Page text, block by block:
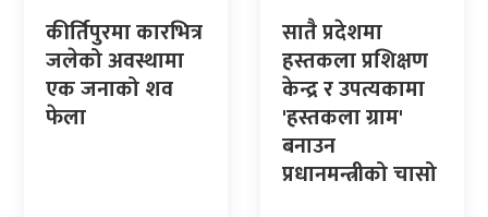
कीर्तिपुरमा कारभित्र
जलेको अवस्थामा
एक जनाको शव
फेला
सातै प्रदेशमा
हस्तकला प्रशिक्षण
केन्द्र र उपत्यकामा
'हस्तकला ग्राम'
बनाउन
प्रधानमन्त्रीको चासो